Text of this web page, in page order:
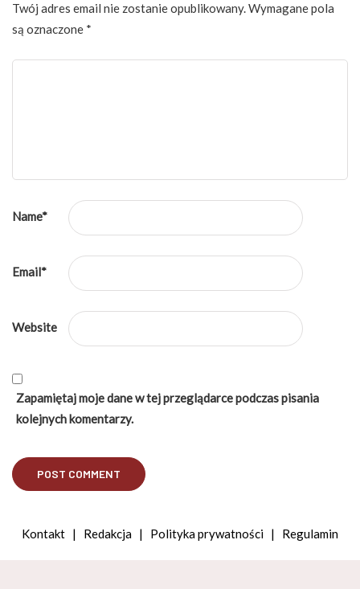
Twój adres email nie zostanie opublikowany.Wymagane pola
są oznaczone *
Name*
Email*
Website
Zapamiętaj moje dane w tej przeglądarce podczas pisania
kolejnych komentarzy.
Kontakt | Redakcja | Polityka prywatności | Regulamin